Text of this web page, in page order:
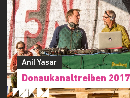
Anil Yasar
Donaukanaltreiben 2017